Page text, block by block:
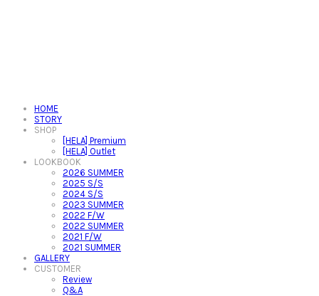
HOME
STORY
SHOP
[HELA] Premium
[HELA] Outlet
LOOKBOOK
2026 SUMMER
2025 S/S
2024 S/S
2023 SUMMER
2022 F/W
2022 SUMMER
2021 F/W
2021 SUMMER
GALLERY
CUSTOMER
Review
Q&A